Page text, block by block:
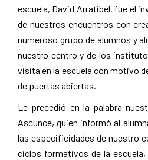
escuela, David Arratibel, fue el
de nuestros encuentros con
numeroso grupo de alumnos y
nuestro centro y de los
visita en la escuela con motivo
de puertas abiertas.
Le precedió en la palabra
Ascunce, quien informó al
las especificidades de nuestro
ciclos formativos de la